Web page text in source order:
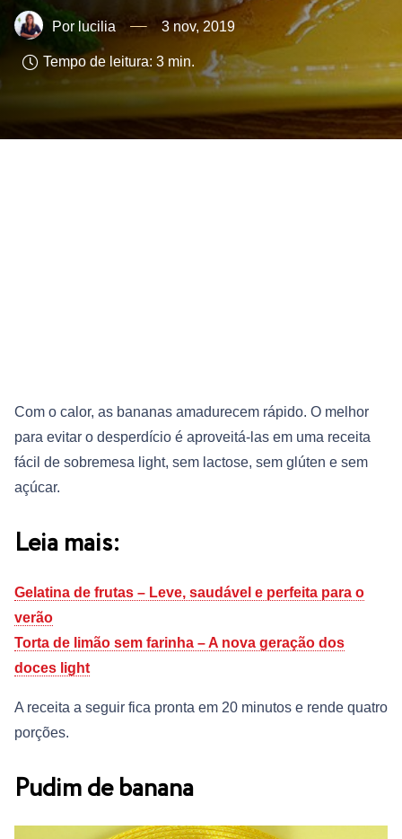
lucilia 3 nov, 2019
Tempo de leitura: 3 min.
Com o calor, as bananas amadurecem rápido. O melhor
para evitar o desperdício é aproveitá-las em uma receita
fácil de sobremesa light, sem lactose, sem glúten e sem
açúcar.
Leia mais:
Gelatina de frutas – Leve, saudável e perfeita para o
verão
Torta de limão sem farinha – A nova geração dos
doces light
A receita a seguir fica pronta em 20 minutos e rende quatro
porções.
Pudim de banana